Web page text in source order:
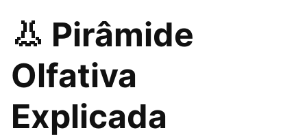
👃 Pirâmide
Olfativa
Explicada